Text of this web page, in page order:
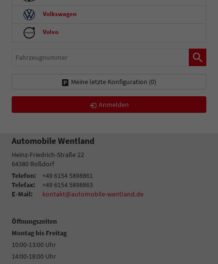
Volkswagen
Volvo
Fahrzeugnummer
Meine letzte Konfiguration (0)
Anmelden
Automobile Wentland
Heinz-Friedrich-Straße 22
64380 Roßdorf
Telefon:
+49 6154 5898861
Telefax:
+49 6154 5898863
E-Mail:
kontakt@automobile-wentland.de
Öffnungszeiten
Montag bis Freitag
10:00-13:00 Uhr
14:00-18:00 Uhr